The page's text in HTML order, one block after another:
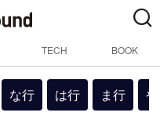
TECH BOOK
な行 は行 ま行